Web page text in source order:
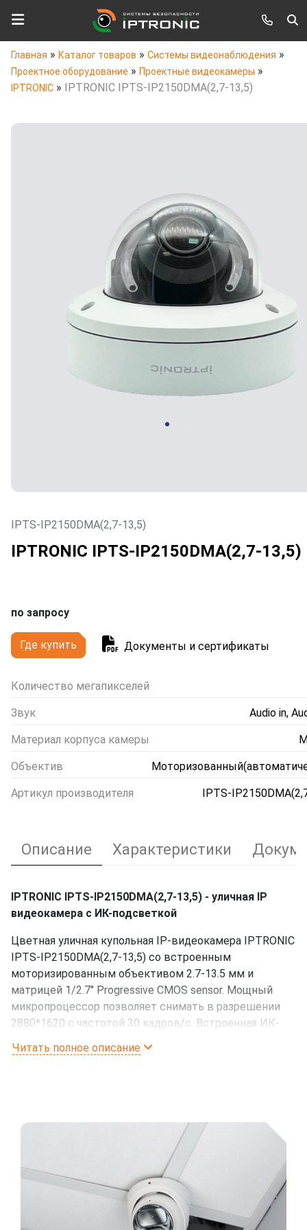
Главная » Каталог товаров » Системы видеонаблюдения »
Проектное оборудование » Проектные видеокамеры »
IPTRONIC » IPTRONIC IPTS-IP2150DMA(2,7-13,5)
IPTS-IP2150DMA(2,7-13,5)
IPTRONIC IPTS-IP2150DMA(2,7-13,5)
по запросу
Где купить Документы и сертификаты
Количество мегапикселей
Звук Audio in,
Материал корпуса камеры
Объектив
Артикул производителя IPTS-
Описание Характеристики
IPTRONIC IPTS-IP2150DMA(2,7-13,5) - уличная IP
видеокамера с ИК-подсветкой
Цветная уличная купольная IP-видеокамера IPTRONIC
IPTS-IP2150DMA(2,7-13,5) со встроенным
моторизированным объективом 2.7-13.5 мм и
матрицей 1/2.7" Progressive CMOS sensor. Мощный
микропроцессор позволяет снимать в разрешении
2880*1620 с частотой 30 кадров/с. Встроенная ИК-
на расстоянии до 30 метров. Камера позволяет
осуществляется постоянным током 12В или PoE.
Уличная IP видеокамера с ИК-подсветкой
Объектив: 2.7-13.5 мм с углами обзора 114-32°
Читать полное описание